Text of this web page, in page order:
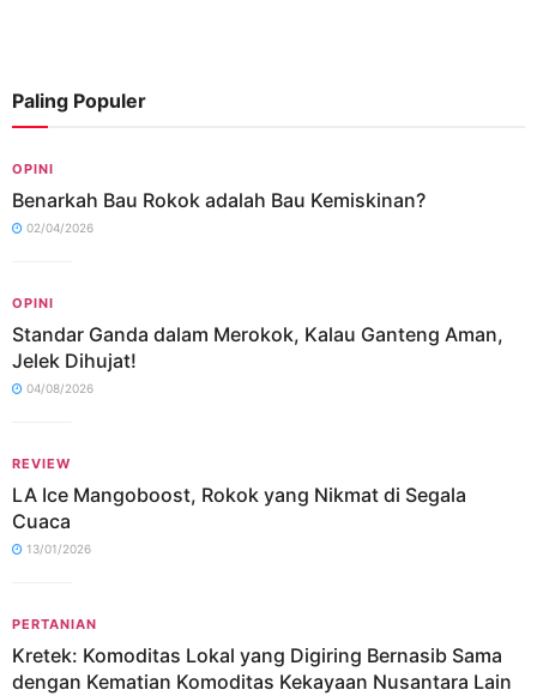
Paling Populer
OPINI
Benarkah Bau Rokok adalah Bau Kemiskinan?
02/04/2026
OPINI
Standar Ganda dalam Merokok, Kalau Ganteng Aman,
Jelek Dihujat!
04/08/2026
REVIEW
LA Ice Mangoboost, Rokok yang Nikmat di Segala
Cuaca
13/01/2026
PERTANIAN
Kretek: Komoditas Lokal yang Digiring Bernasib Sama
dengan Kematian Komoditas Kekayaan Nusantara Lain